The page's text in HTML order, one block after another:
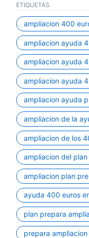
ETIQUETAS
ampliacion 400
ampliacion ayuda
ampliacion ayuda
ampliacion ayuda
ampliacion ayuda
ampliacion de la
ampliacion de los
ampliacion del
ampliacion plan
ayuda 400 euros
plan prepara
prepara ampliacion